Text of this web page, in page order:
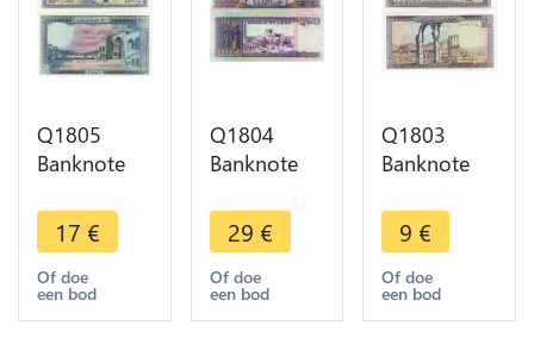
Q1805
Banknote
Liban 100
Livres 1988
UNC ->
Make offer
17 €
Of doe
een bod
Q1804
Banknote
Liban
10000
Livres 1993
UNC ->
29 €
Of doe
een bod
Q1803
Banknote
Liban10
Livres
Ruines
Anjar 1982
9 €
Of doe
een bod